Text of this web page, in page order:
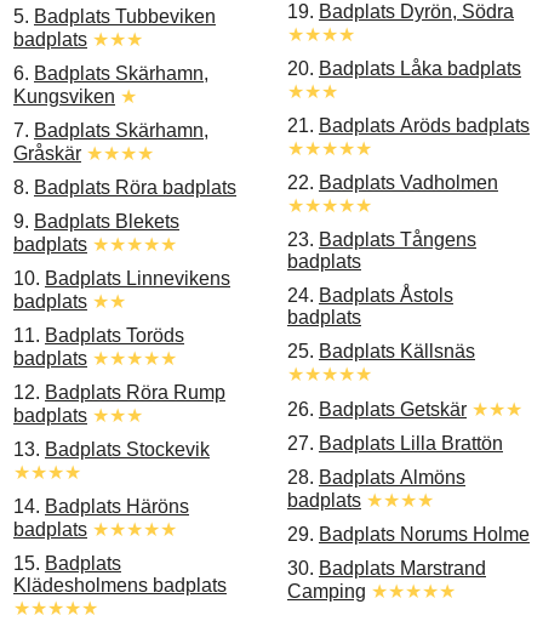
5. Badplats Tubbeviken
badplats ★★★
6. Badplats Skärhamn,
Kungsviken ★
7. Badplats Skärhamn,
Gråskär ★★★★
8. Badplats Röra badplats
9. Badplats Blekets
badplats ★★★★★
10. Badplats Linnevikens
badplats ★★
11. Badplats Toröds
badplats ★★★★★
12. Badplats Röra Rump
badplats ★★★
13. Badplats Stockevik
★★★★
14. Badplats Häröns
badplats ★★★★★
15. Badplats
Klädesholmens badplats
★★★★★
19. Badplats Dyrön, Södra
★★★★
20. Badplats Låka badplats
★★★
21. Badplats Aröds badplats
★★★★★
22. Badplats Vadholmen
★★★★★
23. Badplats Tångens
badplats
24. Badplats Åstols
badplats
25. Badplats Källsnäs
★★★★★
26. Badplats Getskär ★★★
27. Badplats Lilla Brattön
28. Badplats Almöns
badplats ★★★★
29. Badplats Norums Holme
30. Badplats Marstrand
Camping ★★★★★